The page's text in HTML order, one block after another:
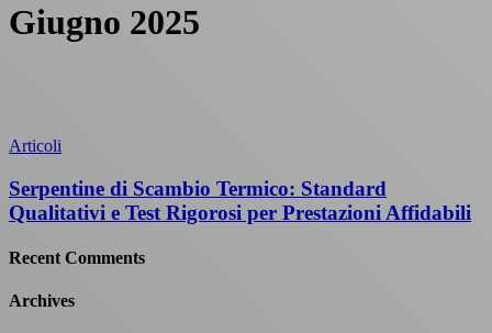
Giugno 2025
Articoli
Serpentine di Scambio Termico: Standard
Qualitativi e Test Rigorosi per Prestazioni Affidabili
Recent Comments
Archives